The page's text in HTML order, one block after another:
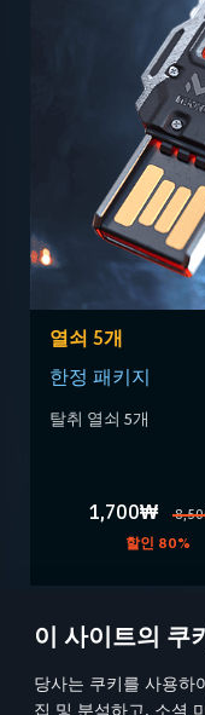
이 사이트의 쿠
당사는 쿠키를 사용하
집 및 분석하고, 소셜
열쇠 5개
한정 패키지
탈취 열쇠 5개
1,700₩
할인 80%